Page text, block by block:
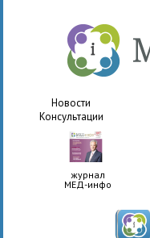
Новости
Консультации
журнал
МЕД-инфо